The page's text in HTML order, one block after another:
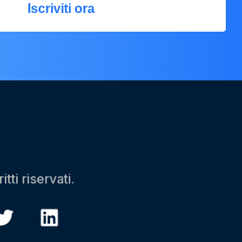
Iscriviti ora
riservati.